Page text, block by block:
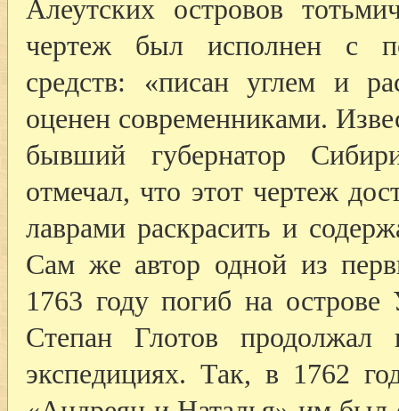
Алеутских островов
чертеж был исполнен с
средств: «писан углем и
оценен современниками.
бывший губернатор
отмечал, что этот чертеж
лаврами раскрасить и
Сам же автор одной из
1763 году погиб на острове
Степан Глотов
экспедициях. Так, в 1762